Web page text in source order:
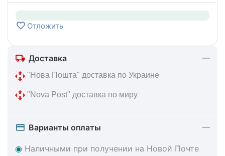
Отложить
Доставка
"Нова Пошта" доставка по Украине
"Nova Post" доставка по миру
Варианты оплаты
◉ Наличными при получении на Новой Почте